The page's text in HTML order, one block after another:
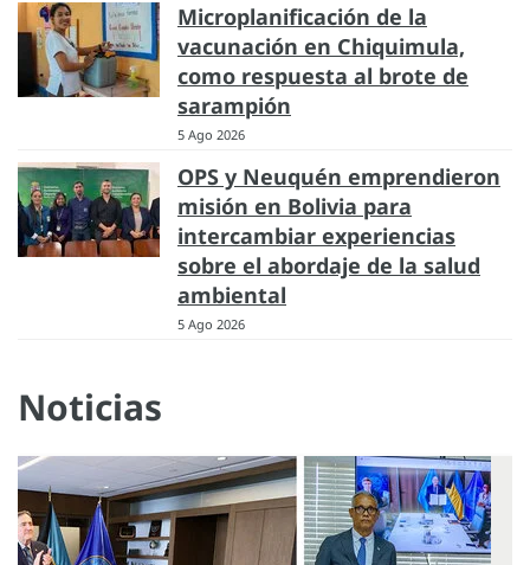
Microplanificación de la
vacunación en Chiquimula,
como respuesta al brote de
sarampión
5 Ago 2026
OPS y Neuquén emprendieron
misión en Bolivia para
intercambiar experiencias
sobre el abordaje de la salud
ambiental
5 Ago 2026
Noticias